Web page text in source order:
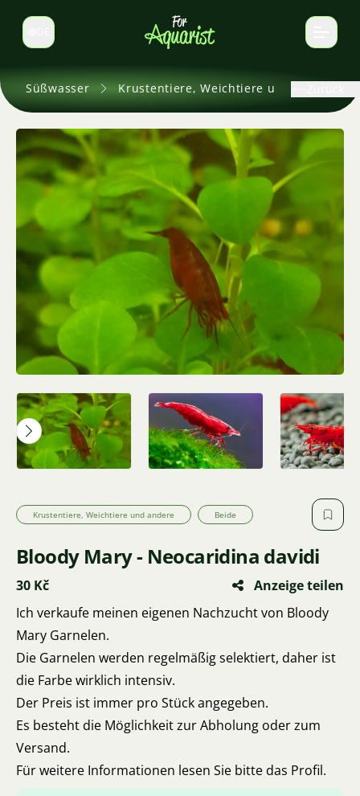
Sprache wechseln
Süßwasser Krustentiere, Weichtiere und andere
Krustentiere, Weichtiere und andere Beide
Bloody Mary - Neocaridina davidi
30 Kč
Anzeige teilen
Ich verkaufe meinen eigenen Nachzucht von Bloody
Mary Garnelen.
Die Garnelen werden regelmäßig selektiert, daher ist
die Farbe wirklich intensiv.
Der Preis ist immer pro Stück angegeben.
Es besteht die Möglichkeit zur Abholung oder zum
Versand.
Für weitere Informationen lesen Sie bitte das Profil.